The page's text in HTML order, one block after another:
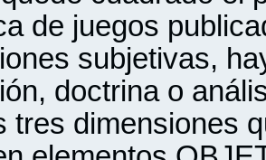
de juegos
subjetivas,
doctrina o
tres dimensiones